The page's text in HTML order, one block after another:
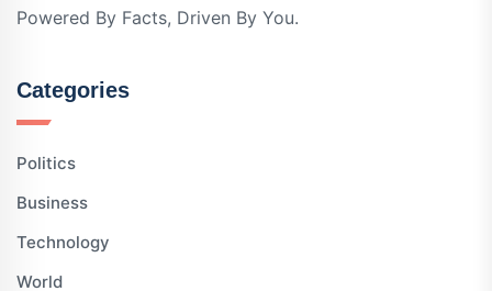
Powered By Facts, Driven By You.
Categories
Politics
Business
Technology
World